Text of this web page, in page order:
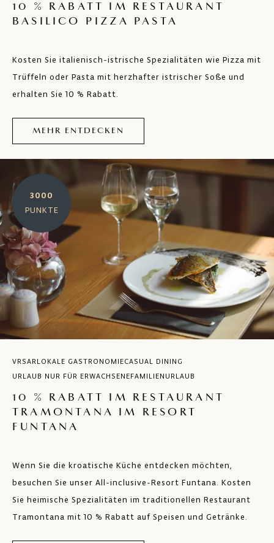
10 % RABATT IM RESTAURANT
BASILICO PIZZA PASTA
Kosten Sie italienisch-istrische Spezialitäten wie Pizza mit
Trüffeln oder Pasta mit herzhafter istrischer Soße und
erhalten Sie 10 % Rabatt.
MEHR ENTDECKEN
3000
PUNKTE
VRSAR LOKALE GASTRONOMIECASUAL DINING
URLAUB NUR FÜR ERWACHSENEFAMILIENURLAUB
10 % RABATT IM RESTAURANT
TRAMONTANA IM RESORT
FUNTANA
Wenn Sie die kroatische Küche entdecken möchten,
besuchen Sie unser All-inclusive-Resort Funtana. Kosten
Sie heimische Spezialitäten im traditionellen Restaurant
Tramontana mit 10 % Rabatt auf Speisen und Getränke.